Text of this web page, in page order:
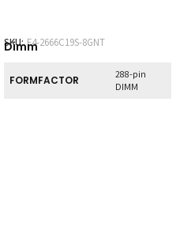
SKU:F4-2666C19S-8GNT
Dimm
FORMFACTOR
288-pin
DIMM